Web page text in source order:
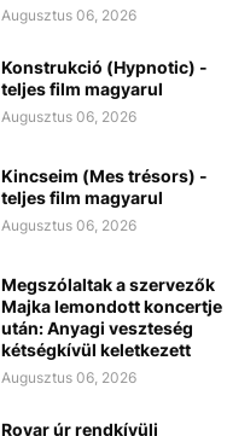
Augusztus 06, 2026
Konstrukció (Hypnotic) -
teljes film magyarul
Augusztus 06, 2026
Kincseim (Mes trésors) -
teljes film magyarul
Augusztus 06, 2026
Megszólaltak a szervezők
Majka lemondott koncertje
után: Anyagi veszteség
kétségkívül keletkezett
Augusztus 06, 2026
Rovar úr rendkívüli